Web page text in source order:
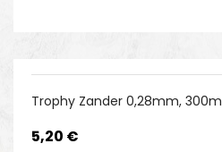
Trophy Zander 0,28mm, 300m
Preis
5,20 €